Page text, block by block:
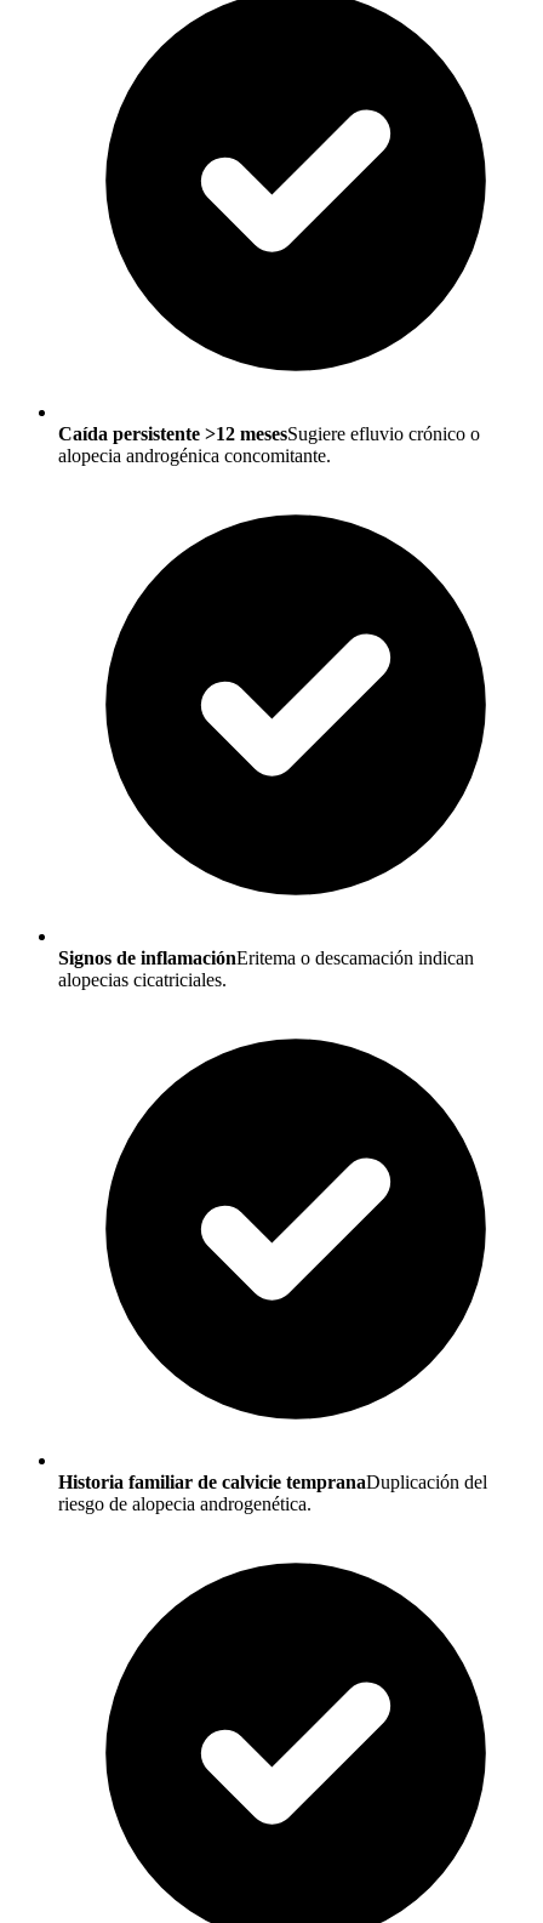
Caída persistente >12 mesesSugiere efluvio crónico o
alopecia androgénica concomitante.
Signos de inflamaciónEritema o descamación indican
alopecias cicatriciales.
Historia familiar de calvicie tempranaDuplicación del
riesgo de alopecia androgenética.